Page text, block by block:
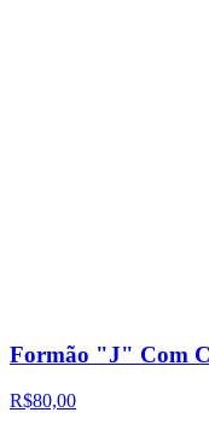
Formão "J" Com
R$80,00